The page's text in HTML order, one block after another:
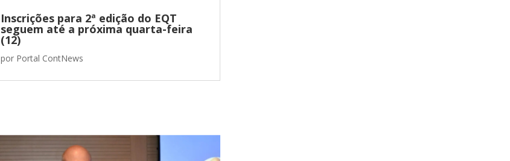
Inscrições para 2ª edição do EQT
seguem até a próxima quarta-feira
(12)
por Portal ContNews